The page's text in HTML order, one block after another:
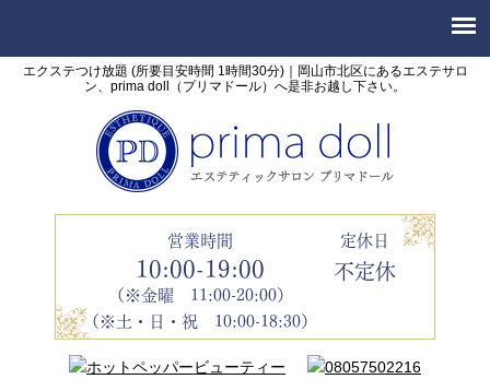
エクステつけ放題 (所要目安時間 1時間30分)｜岡山市北区にあるエステサロ
ン、prima doll（プリマドール）へ是非お越し下さい。
営業時間
10:00-19:00
（※金曜 11:00-20:00）
（※土・日・祝 10:00-18:30）
定休日
不定休